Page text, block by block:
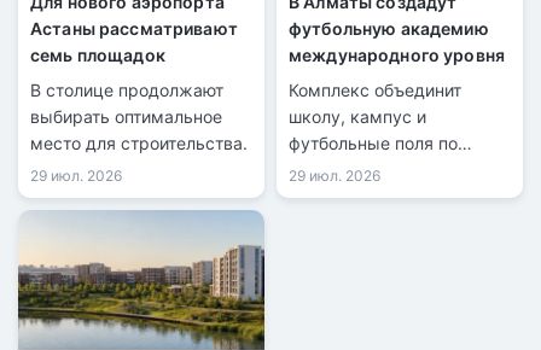
Астаны рассматривают
семь площадок
В столице продолжают
выбирать оптимальное
место для строительства.
29 июл. 2026
футбольную академию
международного уровня
Комплекс объединит
школу, кампус и
футбольные поля по
стандартам FIFA.
29 июл. 2026